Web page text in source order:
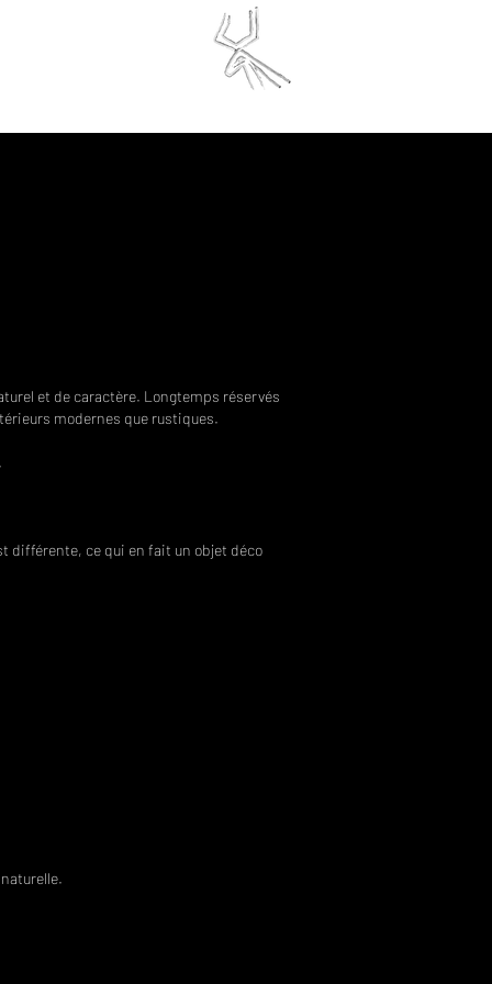
et de caractère. Longtemps réservés
modernes que rustiques.
différente, ce qui en fait un objet déco